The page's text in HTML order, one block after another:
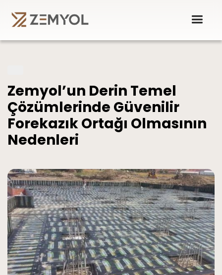
Zemyol’un Derin Temel
Çözümlerinde Güvenilir
Forekazık Ortağı Olmasının
Nedenleri